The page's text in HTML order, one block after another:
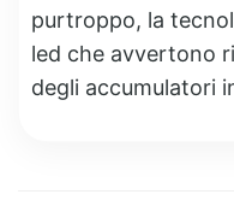
purtroppo, la
led che avvertono
degli accumulatori